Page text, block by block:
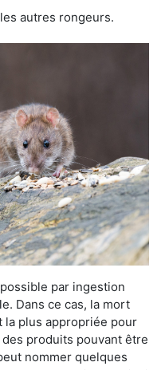
autres rongeurs.
par ingestion
Dans ce cas, la mort
plus appropriée pour
produits pouvant être
nommer quelques